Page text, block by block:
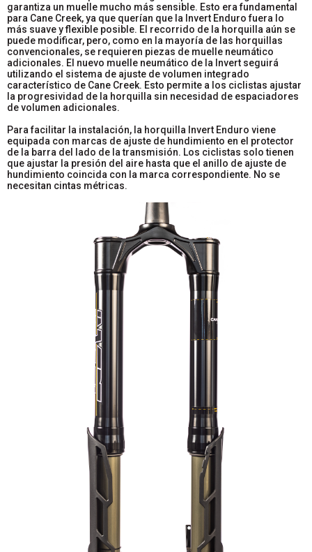
garantiza un muelle mucho más sensible. Esto era fundamental
para Cane Creek, ya que querían que la Invert Enduro fuera lo
más suave y flexible posible. El recorrido de la horquilla aún se
puede modificar, pero, como en la mayoría de las horquillas
convencionales, se requieren piezas de muelle neumático
adicionales. El nuevo muelle neumático de la Invert seguirá
utilizando el sistema de ajuste de volumen integrado
característico de Cane Creek. Esto permite a los ciclistas ajustar
la progresividad de la horquilla sin necesidad de espaciadores
de volumen adicionales.
Para facilitar la instalación, la horquilla Invert Enduro viene
equipada con marcas de ajuste de hundimiento en el protector
de la barra del lado de la transmisión. Los ciclistas solo tienen
que ajustar la presión del aire hasta que el anillo de ajuste de
hundimiento coincida con la marca correspondiente. No se
necesitan cintas métricas.